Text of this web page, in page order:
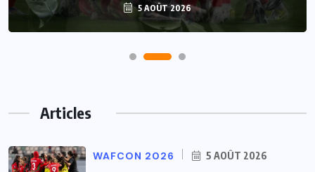
5 AOÛT 2026
Articles
WAFCON 2026 5 AOÛT 2026